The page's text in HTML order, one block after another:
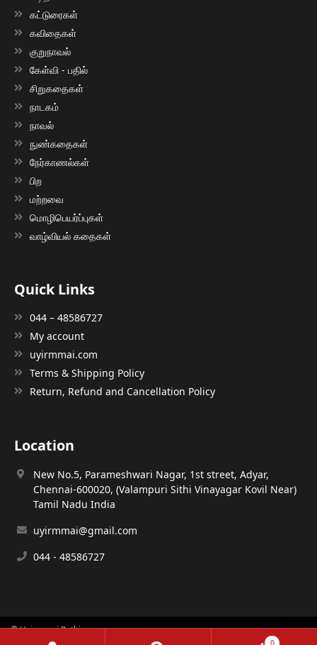
கட்டுரைகள்
கவிதைகள்
குறுநாவல்
கேள்வி - பதில்
சிறுகதைகள்
நாடகம்
நாவல்
நுண்கதைகள்
நேர்காணல்கள்
பிற
மற்றவை
மொழிபெயர்ப்புகள்
வாழ்வியல் கதைகள்
Quick Links
044 – 48586727
My account
uyirmmai.com
Terms & Shipping Policy
Return, Refund and Cancellation Policy
Location
New No.5, Parameshwari Nagar, 1st street, Adyar,
Chennai-600020, (Valampuri Sithi Vinayagar Kovil Near)
Tamil Nadu India
uyirmmai@gmail.com
044 - 48586727
0
© Uyirmmai Pathippagam